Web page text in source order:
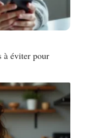
à éviter pour